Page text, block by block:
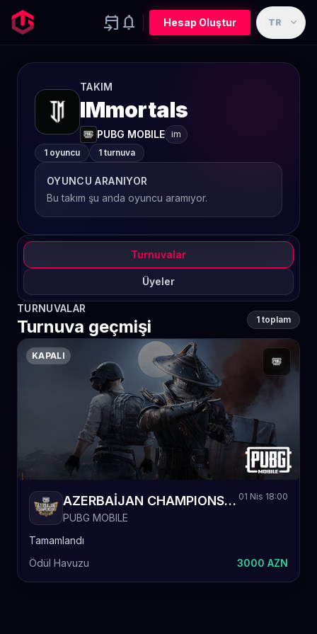
event_upcoming notifications Hesap Oluştur TR expand_more
TAKIM
IMmortals
PUBG MOBILE im
1 oyuncu
1 turnuva
OYUNCU ARANIYOR
Bu takım şu anda oyuncu aramıyor.
Turnuvalar
Üyeler
TURNUVALAR
Turnuva geçmişi 1 toplam
KAPALI
AZERBAİJAN CHAMPIONSHIP
PUBG MOBILE
01 Nis 18:00
Tamamlandı
Ödül Havuzu
3000 AZN